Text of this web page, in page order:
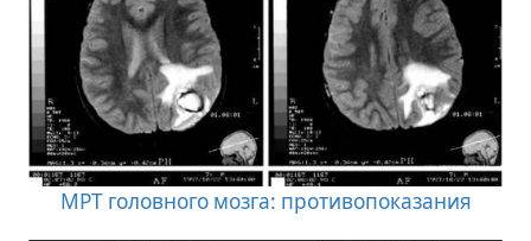
МРТ головного мозга: противопоказания